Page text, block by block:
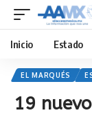
Inicio Estado
EL MARQUÉS
19